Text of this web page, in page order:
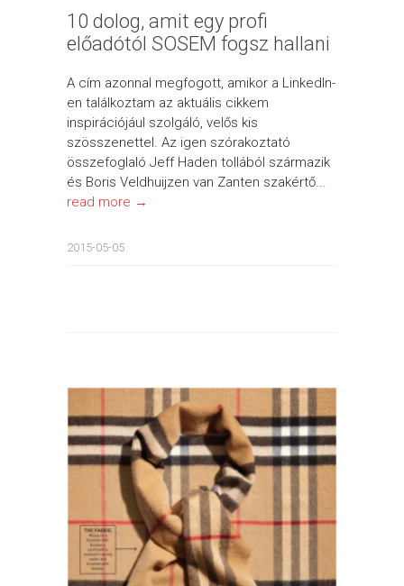
10 dolog, amit egy profi
előadótól SOSEM fogsz hallani
A cím azonnal megfogott, amikor a LinkedIn-
en találkoztam az aktuális cikkem
inspirációjául szolgáló, velős kis
szösszenettel. Az igen szórakoztató
összefoglaló Jeff Haden tollából származik
és Boris Veldhuijzen van Zanten szakértő...
read more →
2015-05-05